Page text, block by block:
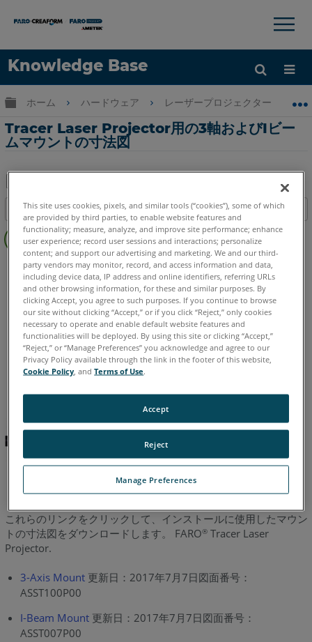
Knowledge Base
言語
×
グローバル階層を展開/折りたたむ
ホーム ハードウェア レーザープロジェクター
Tracer Laser Projector用の3軸およびIビー
ムマウントの寸法図
PDF
と
し
て
目次
参
照
し
て
く
だ
い
レーザープロジェクター Tracer SI Tracer M
イタリア語 コリアン スペイン語 ドイツ語 フランス語
ポルトガル語 中国語 日本語 英語
これらのリンクをクリックして、インストールに使用したマウン
トの寸法図をダウンロードします。 FARO®Tracer Laser
Projector.
3-Axis Mount更新日：2017年7月7日図面番号：
ASST100P00
I-Beam Mount更新日：2017年7月7日図面番号：
ASST007P00
This site uses cookies, pixels, and similar tools (“cookies”), some of which
are provided by third parties, to enable website features and
functionality; measure, analyze, and improve site performance; enhance
user experience; record user sessions and interactions; personalize
content; and support our advertising and marketing. We and our third-
party vendors may monitor, record, and access information and data,
including device data, IP address and online identifiers, referring URLs
and other browsing information, for these and similar purposes. By
clicking Accept, you agree to such purposes. If you continue to browse
our site without clicking “Accept,” or if you click “Reject,” only cookies
necessary to operate and enable default website features and
functionalities will be deployed. By using this site or clicking “Accept,”
“Reject,” or “Manage Preferences” you acknowledge and agree to our
Privacy Policy available through the link in the footer of this website,
Cookie Policy , andTerms of Use.
Manage Preferences
Reject
Accept